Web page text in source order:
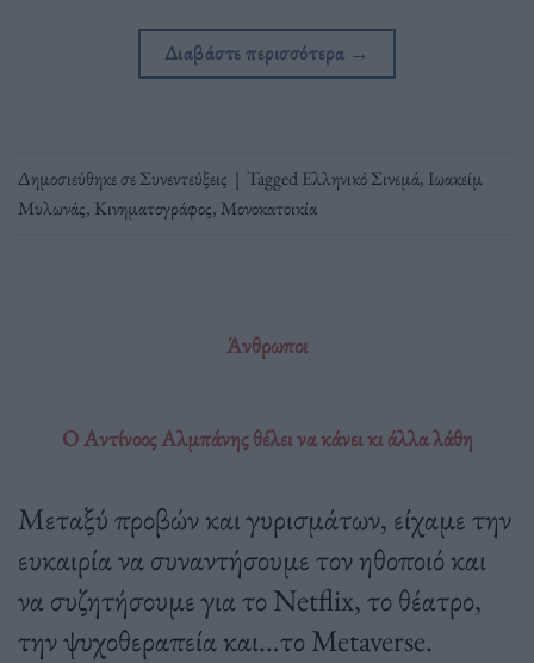
Διαβάστε περισσότερα →
Δημοσιεύθηκε σεΣυνεντεύξεις | TaggedΕλληνικό Σινεμά, Ιωακείμ
Μυλωνάς, Κινηματογράφος, Μονοκατοικία
Άνθρωποι
Ο Αντίνοος Αλμπάνης θέλει να κάνει κι άλλα λάθη
Μεταξύ προβών και γυρισμάτων, είχαμε την
ευκαιρία να συναντήσουμε τον ηθοποιό και
να συζητήσουμε για το Netflix, το θέατρο,
την ψυχοθεραπεία και…το Metaverse.